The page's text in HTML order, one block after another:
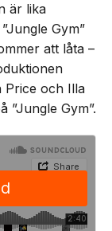
är lika
Gym”
att låta –
Price och Illa
”Jungle Gym”.